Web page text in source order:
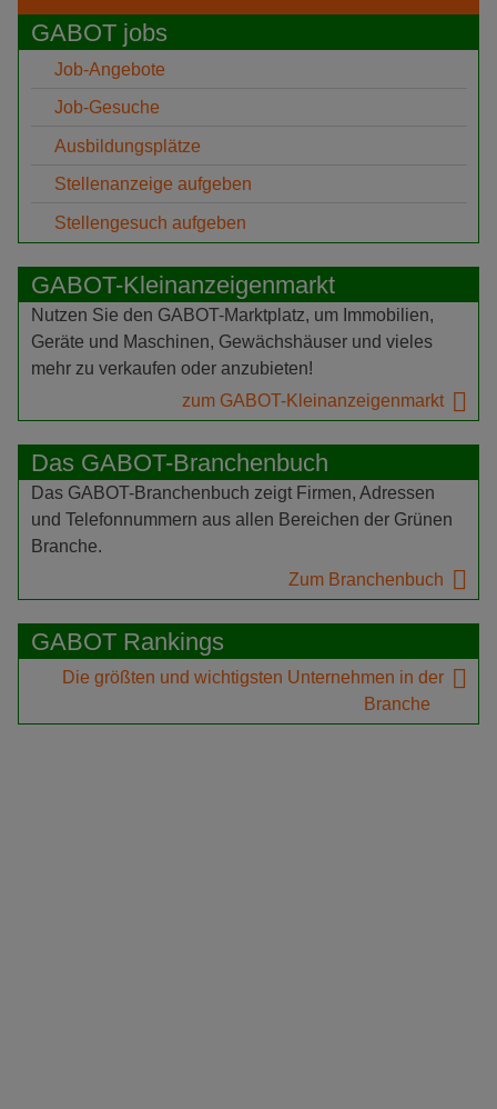
GABOT jobs
Job-Angebote
Job-Gesuche
Ausbildungsplätze
Stellenanzeige aufgeben
Stellengesuch aufgeben
GABOT-Kleinanzeigenmarkt
Nutzen Sie den GABOT-Marktplatz, um Immobilien,
Geräte und Maschinen, Gewächshäuser und vieles
mehr zu verkaufen oder anzubieten!
zum GABOT-Kleinanzeigenmarkt
Das GABOT-Branchenbuch
Das GABOT-Branchenbuch zeigt Firmen, Adressen
und Telefonnummern aus allen Bereichen der Grünen
Branche.
Zum Branchenbuch
GABOT Rankings
Die größten und wichtigsten Unternehmen in der
Branche